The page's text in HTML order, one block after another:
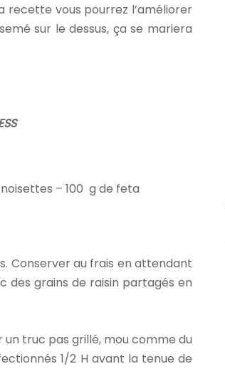
recette vous pourrez l’améliorer
sur le dessus, ça se mariera
– 100 g de feta
Conserver au frais en attendant
des grains de raisin partagés en
truc pas grillé, mou comme du
1/2 H avant la tenue de